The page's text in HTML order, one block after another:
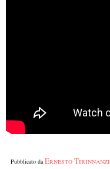
Pubblicato da Ernesto Tirinnanzi